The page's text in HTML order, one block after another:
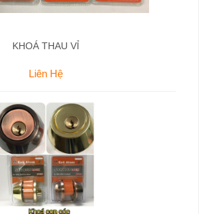
KHOÁ THAU VỈ
Liên Hệ